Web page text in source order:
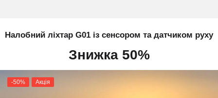
Налобний ліхтар G01 із сенсором та датчиком руху
Знижка 50%
-50% Акція